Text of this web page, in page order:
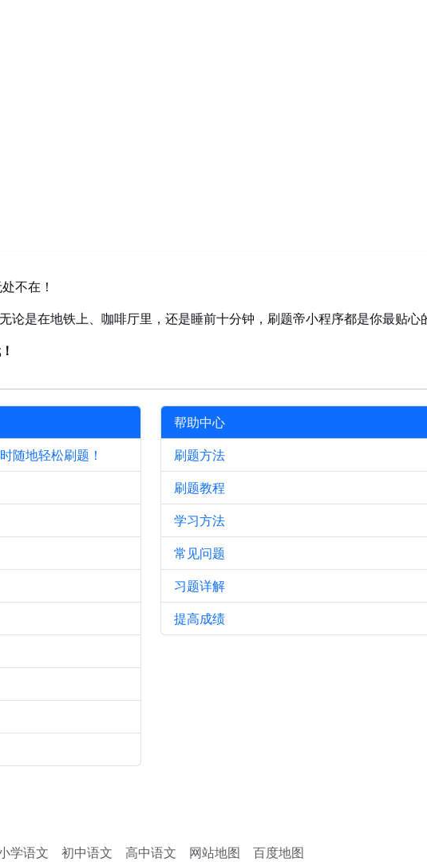
不在！
论是在地铁上、咖啡厅里，还是睡前十分钟，刷题帝小程序都是你最贴心
随地轻松刷题！
帮助中心
刷题方法
刷题教程
学习方法
常见问题
习题详解
提高成绩
学语文 初中语文 高中语文 网站地图 百度地图